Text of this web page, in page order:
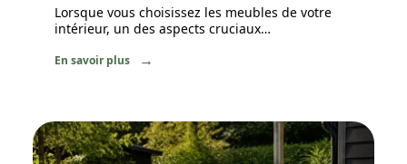
Lorsque vous choisissez les meubles de votre
intérieur, un des aspects cruciaux…
En savoir plus